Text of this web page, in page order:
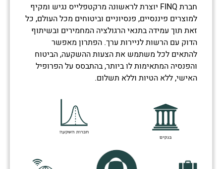
חברת FINQ יוצרת לראשונה מרקטפלייס נגיש ומקיף
למוצרים פיננסיים, פנסיוניים וביטוחים מכל העולם, כל
זאת תוך עמידה בתנאי הרגולציה המחמירים ובשיתוף
הדוק עם הרשות לניירות ערך. הפתרון מאפשר
להתאים לכל משתמש את הצעות ההשקעה, הביטוח
והפנסיה המתאימות לו ביותר, בהתבסס על הפרופיל
האישי, ללא הטיות וללא תשלום.